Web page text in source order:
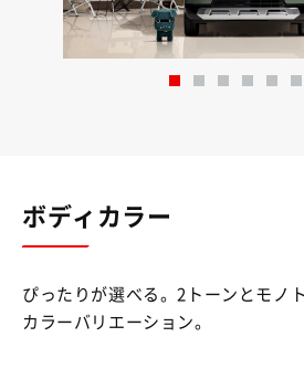
ボディカラー
ぴったりが選べる。2トーンとモノ
カラーバリエーション。